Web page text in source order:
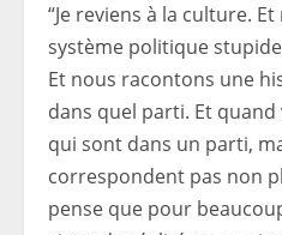
“Je reviens à la culture.
système politique
Et nous racontons une
dans quel parti. Et
qui sont dans un parti,
correspondent pas non
pense que pour